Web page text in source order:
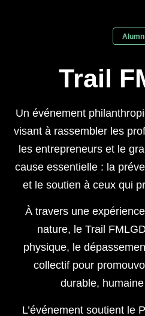
Trail
Un événement
visant à rassembler les
les entrepreneurs et le
cause essentielle : la
et le soutien à ceux qui
À travers une
nature, le Trail
physique, le
collectif pour
durable,
L’événement soutient le